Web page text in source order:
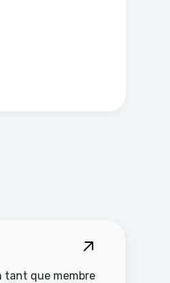
tant que membre